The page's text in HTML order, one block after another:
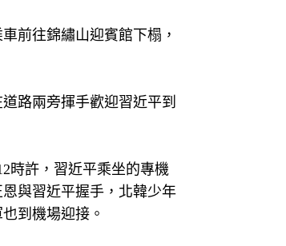
前往錦繡山迎賓館下榻，
路兩旁揮手歡迎習近平到
時許，習近平乘坐的專機
與習近平握手，北韓少年
到機場迎接。